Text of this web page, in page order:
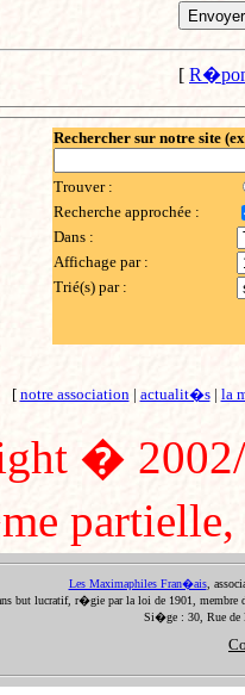
[
Rechercher sur notre site
Trouver :
Recherche approchée :
Dans :
Affichage par :
Trié(s) par :
[ notre association| actualit�s| la
�
partielle,
Les Maximaphiles Fran�ais,
but lucratif, r�gie par la loi de 1901, membre
Si�ge : 30, Rue de